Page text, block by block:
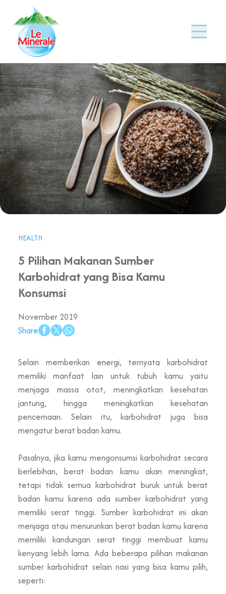
HEALTH
5 Pilihan Makanan Sumber
Karbohidrat yang Bisa Kamu
Konsumsi
November 2019
Share
Selain memberikan energi, ternyata karbohidrat
memiliki manfaat lain untuk tubuh kamu yaitu
menjaga massa otot, meningkatkan kesehatan
jantung, hingga meningkatkan kesehatan
pencernaan. Selain itu, karbohidrat juga bisa
mengatur berat badan kamu.
Pasalnya, jika kamu mengonsumsi karbohidrat secara
berlebihan, berat badan kamu akan meningkat,
tetapi tidak semua karbohidrat buruk untuk berat
badan kamu karena ada sumber karbohidrat yang
memiliki serat tinggi. Sumber karbohidrat ini akan
menjaga atau menurunkan berat badan kamu karena
memiliki kandungan serat tinggi membuat kamu
kenyang lebih lama. Ada beberapa pilihan makanan
sumber karbohidrat selain nasi yang bisa kamu pilih,
seperti: